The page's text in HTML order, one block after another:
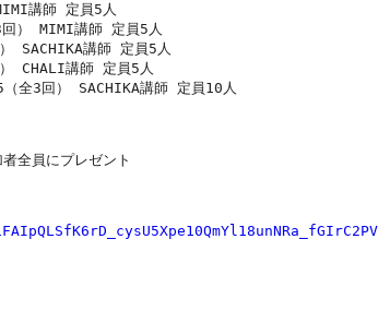
講師 定員5人
） MIMI講師 定員5人
SACHIKA講師 定員5人
CHALI講師 定員5人
3回） SACHIKA講師 定員10人
全員にプレゼント